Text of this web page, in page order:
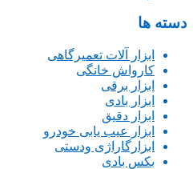
دسته ها
ابزار آلات تعمیرگاهی
کارواش خانگی
ابزار برقی
ابزار بادی
ابزار دقیق
ابزار عیب یابی خودرو
ابزارگاراژی ودستی
بکس بادی